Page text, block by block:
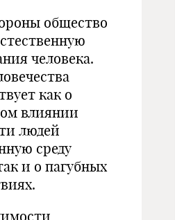
общество
человека.
как о
влиянии
людей
среду
и о пагубных